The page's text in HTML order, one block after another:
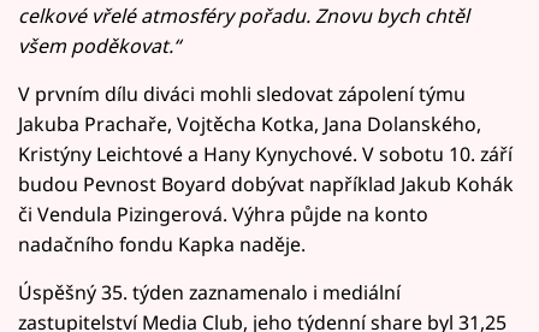
celkové vřelé atmosféry pořadu. Znovu bych chtěl
všem poděkovat.“
V prvním dílu diváci mohli sledovat zápolení týmu
Jakuba Prachaře, Vojtěcha Kotka, Jana Dolanského,
Kristýny Leichtové a Hany Kynychové. V sobotu 10. září
budou Pevnost Boyard dobývat například Jakub Kohák
či Vendula Pizingerová. Výhra půjde na konto
nadačního fondu Kapka naděje.
Úspěšný 35. týden zaznamenalo i mediální
zastupitelství Media Club, jeho týdenní share byl 31,25